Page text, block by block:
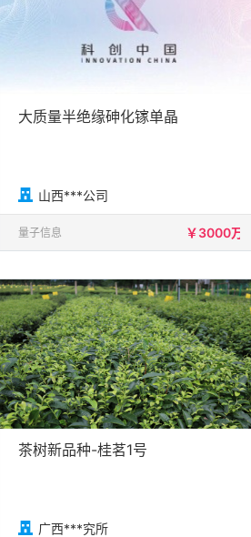
大质量半绝缘砷化镓单晶
 山西***公司
量子信息 ￥3000万
茶树新品种-桂茗1号
 广西***究所